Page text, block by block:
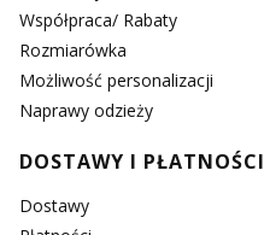
Współpraca/ Rabaty
Rozmiarówka
Możliwość personalizacji
Naprawy odzieży
DOSTAWY I PŁATNOŚCI
Dostawy